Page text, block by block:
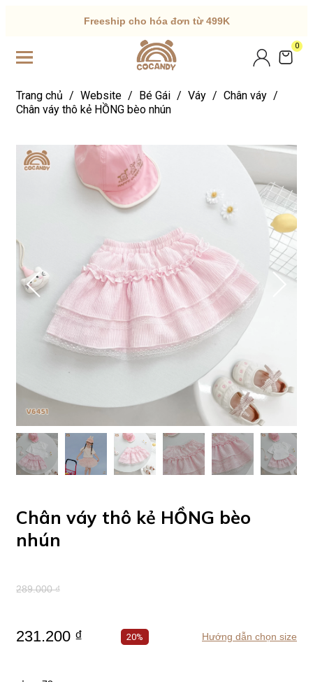
Freeship cho hóa đơn từ 499K
0
Trang chủ / Website / Bé Gái / Váy / Chân váy /
Chân váy thô kẻ HỒNG bèo nhún
Chân váy thô kẻ HỒNG bèo
nhún
289.000 ₫
231.200 ₫ 20% Hướng dẫn chọn size